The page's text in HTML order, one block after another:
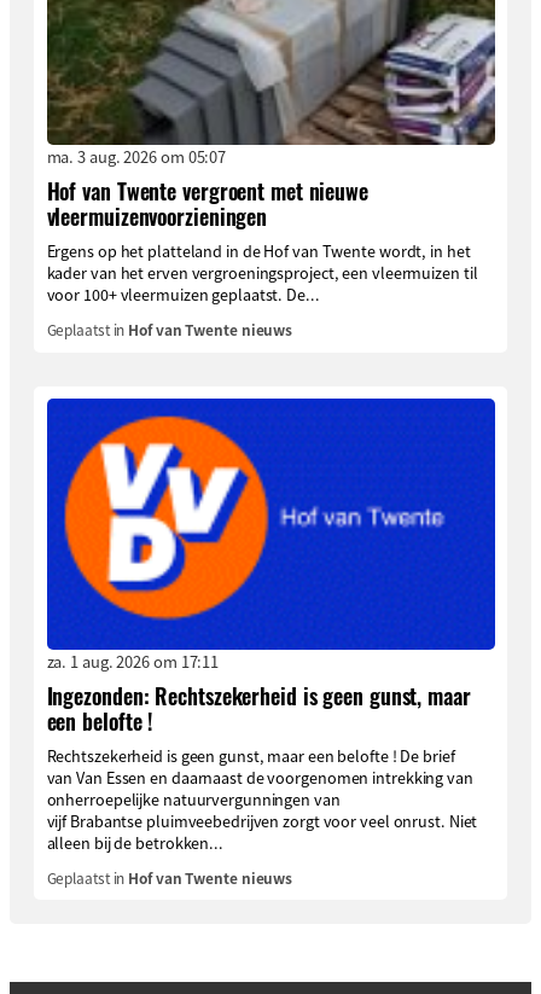
ma. 3 aug. 2026 om 05:07
Hof van Twente vergroent met nieuwe
vleermuizenvoorzieningen
Ergens op het platteland in de Hof van Twente wordt, in het
kader van het erven vergroeningsproject, een vleermuizen til
voor 100+ vleermuizen geplaatst. De...
Geplaatst in Hof van Twente nieuws
za. 1 aug. 2026 om 17:11
Ingezonden: Rechtszekerheid is geen gunst, maar
een belofte !
Rechtszekerheid is geen gunst, maar een belofte ! De brief
van Van Essen en daarnaast de voorgenomen intrekking van
onherroepelijke natuurvergunningen van
vijf Brabantse pluimveebedrijven zorgt voor veel onrust. Niet
alleen bij de betrokken...
Geplaatst in Hof van Twente nieuws